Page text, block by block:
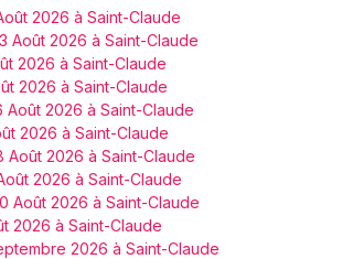
2026 à Saint-Claude
Août 2026 à Saint-Claude
2026 à Saint-Claude
2026 à Saint-Claude
Août 2026 à Saint-Claude
2026 à Saint-Claude
Août 2026 à Saint-Claude
2026 à Saint-Claude
Août 2026 à Saint-Claude
2026 à Saint-Claude
2026 à Saint-Claude